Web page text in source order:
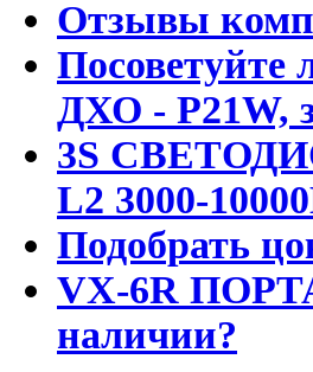
Отзывы
Посоветуйте
ДХО - P21W,
3S
L2 3000-
Подобрать
VX-6R
наличии?